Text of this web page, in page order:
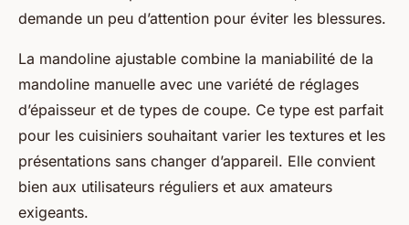
demande un peu d’attention pour éviter les blessures.
La mandoline ajustable combine la maniabilité de la
mandoline manuelle avec une variété de réglages
d’épaisseur et de types de coupe. Ce type est parfait
pour les cuisiniers souhaitant varier les textures et les
présentations sans changer d’appareil. Elle convient
bien aux utilisateurs réguliers et aux amateurs
exigeants.